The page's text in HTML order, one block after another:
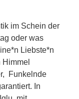
im Schein der
oder was
Liebste*n
Funkelnde
In